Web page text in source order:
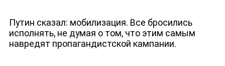
Путин сказал: мобилизация. Все бросились
исполнять, не думая о том, что этим самым
навредят пропагандистской кампании.